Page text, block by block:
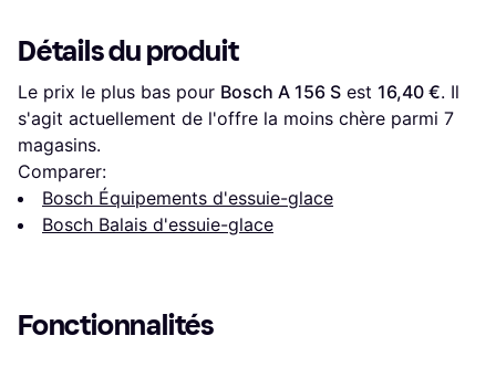
Détails du produit
Le prix le plus bas pour Bosch A 156 S est 16,40 €. Il
s'agit actuellement de l'offre la moins chère parmi 7
magasins.
Comparer:
Bosch Équipements d'essuie-glace
Bosch Balais d'essuie-glace
Fonctionnalités